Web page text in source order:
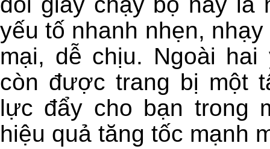
yếu tố nhanh nhẹn,
mại, dễ chịu. Ngoài
còn được trang bị một
lực đẩy cho bạn trong
hiệu quả tăng tốc mạnh